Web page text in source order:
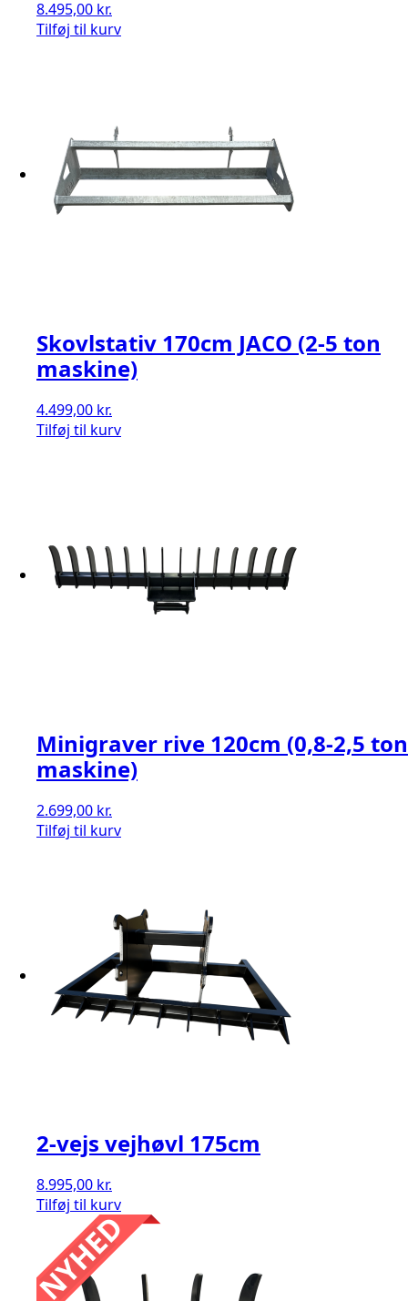
8.495,00 kr.
Tilføj til kurv
Skovlstativ 170cm JACO (2-5 ton
maskine)
4.499,00 kr.
Tilføj til kurv
Minigraver rive 120cm (0,8-2,5 ton
maskine)
2.699,00 kr.
Tilføj til kurv
2-vejs vejhøvl 175cm
8.995,00 kr.
Tilføj til kurv